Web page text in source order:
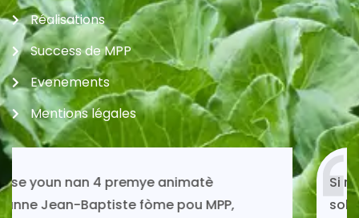
Réalisations
Success de MPP
Evenements
Mentions légales
Si mwen kontinye ap viv toujou gras ak
solidarite MPP.